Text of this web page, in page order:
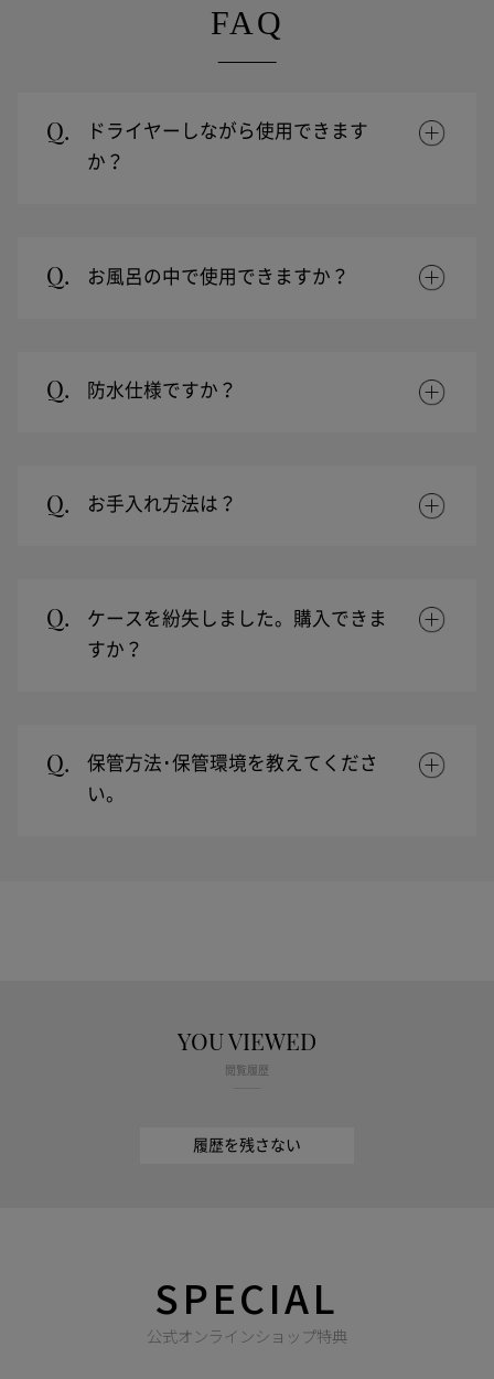
FAQ
Q.
ドライヤーしながら使用できます
か？
Q. お風呂の中で使用できますか？
Q. 防水仕様ですか？
Q. お手入れ方法は？
Q.
ケースを紛失しました。購入できま
すか？
Q.
保管方法･保管環境を教えてくださ
い。
YOU VIEWED
閲覧履歴
履歴を残さない
SPECIAL
公式オンラインショップ特典